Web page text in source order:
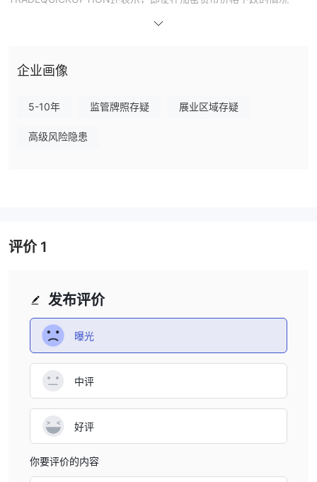
有4个投资计划提供 TRADEQUICKOPTION总共。 “vip”投资计划承
入 2,000 美元，您将在接下来的 2 天内再获得 2,000 美元。现在，
投入此类网站的人时，您会发现自己一直在赔钱。没有交易可以在 2
可以使用电子邮件联系支持：support@ TRADEQUICKOPTION
风险提示
TRADEQUICKOPTION是一个愚蠢的骗局。就像这个黄金买卖计划
一样可疑。如果您想赔钱，请继续将钱交给他们。但如果你是理智
的，请避免像交易快速选项一样运行的网站。他们是非法投资操作和
企业画像
5-10年 监管牌照存疑 展业区域存疑
高级风险隐患
发布评价
曝光
中评
好评
你要评价的内容
评价1